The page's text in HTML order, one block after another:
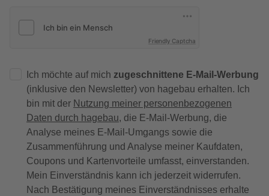
Friendly Captcha
Ich möchte auf mich zugeschnittene E-Mail-Werbung
(inklusive den Newsletter) von hagebau erhalten. Ich
bin mit der Nutzung meiner personenbezogenen
Daten durch hagebau, die E-Mail-Werbung, die
Analyse meines E-Mail-Umgangs sowie die
Zusammenführung und Analyse meiner Kaufdaten,
Coupons und Kartenvorteile umfasst, einverstanden.
Mein Einverständnis kann ich jederzeit widerrufen.
Nach Bestätigung meines Einverständnisses erhalte